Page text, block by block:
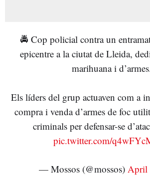
🚔 Cop policial contra un
epicentre a la ciutat de Lleida,
marihuana i
Els líders del grup actuaven com a
compra i venda d’armes de foc
criminals per defensar-se
pic.twitter.com/
— Mossos (@mossos) April